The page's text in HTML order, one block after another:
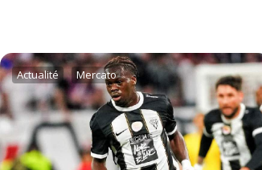
Actualité Mercato